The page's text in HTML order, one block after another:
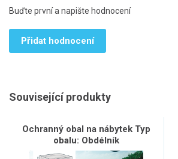
Buďte první a napište hodnocení
Přidat hodnocení
Související produkty
Ochranný obal na nábytek Typ
obalu: Obdélník